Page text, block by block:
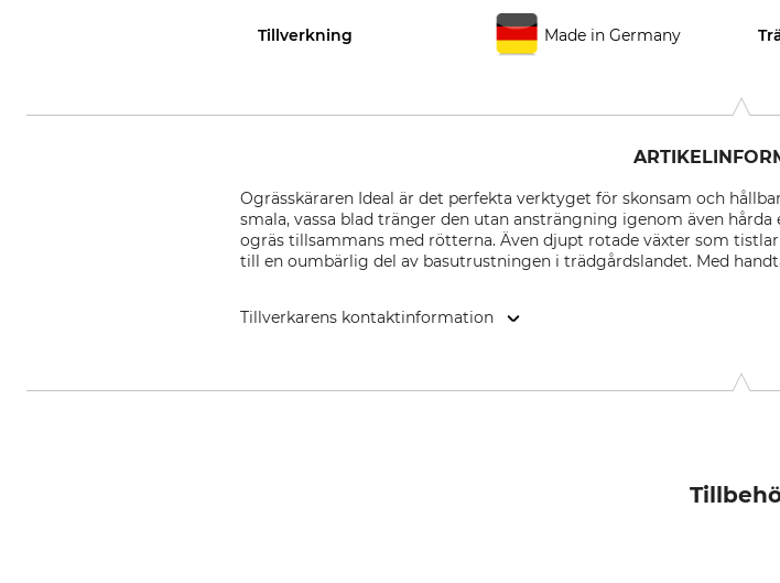
Tillverkning Made in Germany
Ogrässkäraren Ideal är det perfekta verktyget för skonsam och
smala, vassa blad tränger den utan ansträngning igenom även
ogräs tillsammans med rötterna. Även djupt rotade växter som
till en oumbärlig del av basutrustningen i trädgårdslandet. Med
Tillverkarens kontaktinformation